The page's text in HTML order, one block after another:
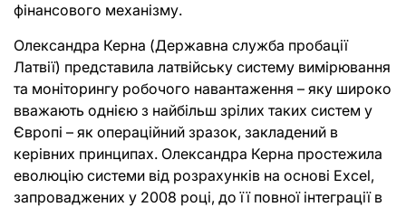
фінансового механізму.
Олександра Керна (Державна служба пробації
Латвії) представила латвійську систему вимірювання
та моніторингу робочого навантаження – яку широко
вважають однією з найбільш зрілих таких систем у
Європі – як операційний зразок, закладений в
керівних принципах. Олександра Керна простежила
еволюцію системи від розрахунків на основі Excel,
запроваджених у 2008 році, до її повної інтеграції в